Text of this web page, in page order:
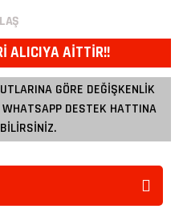
ALICIYA AİTTİR!!
GÖRE DEĞİŞKENLİK
DESTEK HATTINA